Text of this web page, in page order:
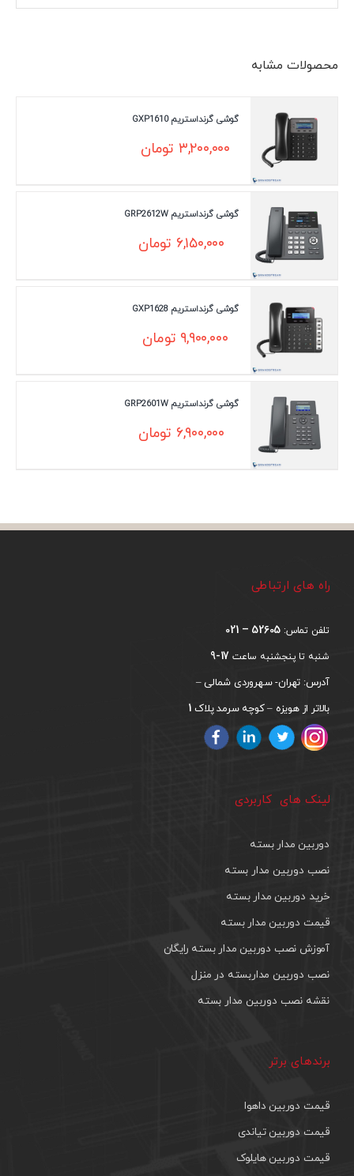
محصولات مشابه
گوشی گرنداستریم GXP1610
۳,۲۰۰,۰۰۰ تومان
گوشی گرنداستریم GRP2612W
۶,۱۵۰,۰۰۰ تومان
گوشی گرنداستریم GXP1628
۹,۹۰۰,۰۰۰ تومان
گوشی گرنداستریم GRP2601W
۶,۹۰۰,۰۰۰ تومان
راه های ارتباطی
تلفن تماس: 52605 – 021
شنبه تا پنجشنبه ساعت 17-9
آدرس: تهران- سهروردی شمالی –
بالاتر از هویزه – کوچه سرمد پلاک 1
لینک های کاربردی
دوربین مدار بسته
نصب دوربین مدار بسته
خرید دوربین مدار بسته
قیمت دوربین مدار بسته
آموزش نصب دوربین مدار بسته رایگان
نصب دوربین مداربسته در منزل
نقشه نصب دوربین مدار بسته
برندهای برتر
قیمت دوربین داهوا
قیمت دوربین تیاندی
قیمت دوربین هایلوک